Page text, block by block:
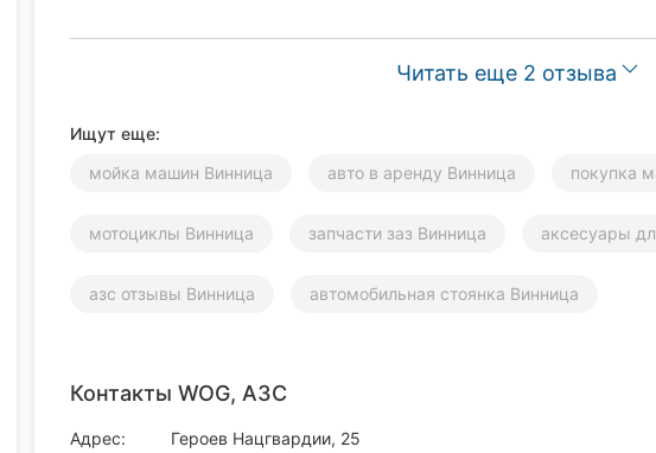
Читать еще 2 отзыва
Ищут еще:
мойка машин Винница
авто в аренду Винница покупка
мотоциклы Винница запчасти заз Винница аксесуары
азс отзывы Винница автомобильная стоянка Винница
Контакты WOG, АЗС
Адрес: Героев Нацгвардии, 25